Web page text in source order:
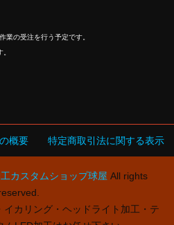
業の受注を行う予定です。
概要 特定商取引法に関する表示
カスタムショップ球屋 All rights
カリング・ヘッドライト加工・テ